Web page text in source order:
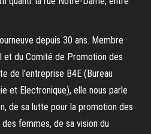
depuis 30 ans. Membre
et du Comité de Promotion des
de l’entreprise B4E (Bureau
et Electronique), elle nous parle
de sa lutte pour la promotion des
femmes, de sa vision du